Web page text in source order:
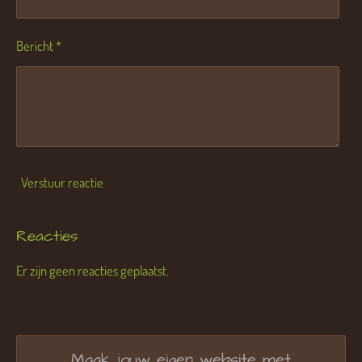
Bericht *
Verstuur reactie
Reacties
Er zijn geen reacties geplaatst.